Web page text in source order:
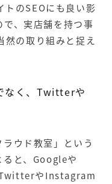
トのSEOにも良い影
、実店舗を持つ事
然の取り組みと捉え
なく、Twitterや
ウド教室」という
と、 Googleや
やInstagram